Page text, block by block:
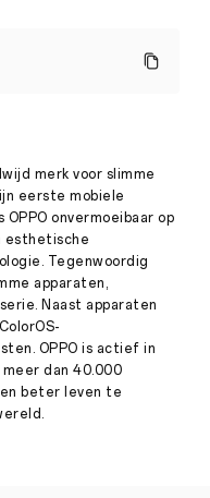
Story
·Mrt
02,
2023
merk voor slimme
eerste mobiele
onvermoeibaar op
esthetische
Tegenwoordig
apparaten,
Naast apparaten
OPPO is actief in
dan 40.000
​​beter leven te